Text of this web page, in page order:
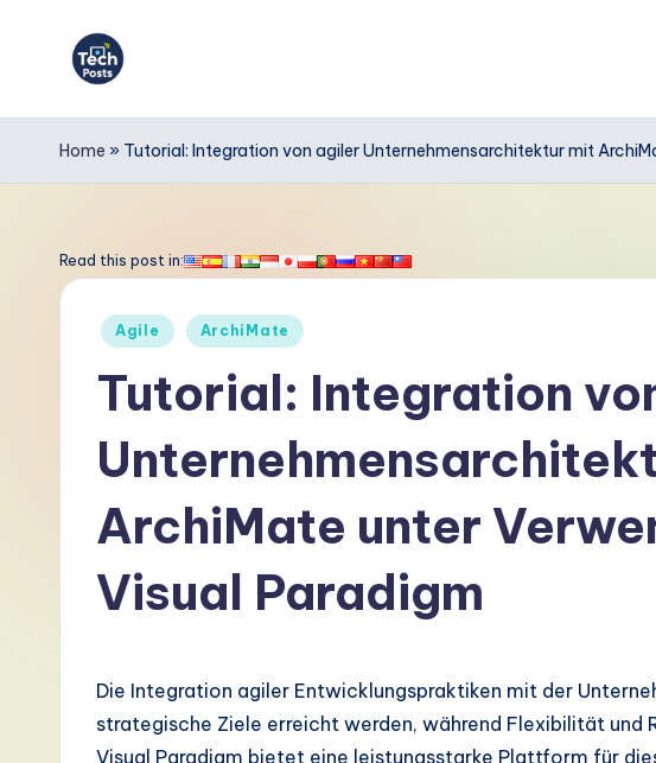
T
e
h
G
m
Home » Tutorial: Integration von agiler Unternehmensarchitektur mit
Read this post in:
Posted
Agile ArchiMate
Tutorial: Integration
ArchiMate unter
Visual Paradigm
Die Integration agiler Entwicklungspraktiken mit der
strategische Ziele erreicht werden, während Flexibilität und
Visual Paradigm bietet eine leistungsstarke Plattform für